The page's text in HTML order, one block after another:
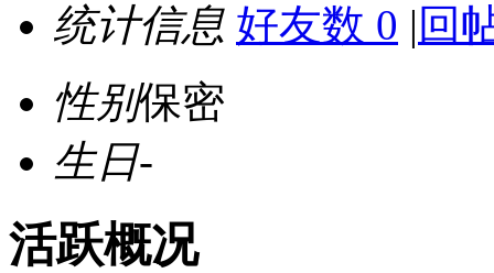
统计信息 好友数 0 | 回
性别保密
生日-
活跃概况